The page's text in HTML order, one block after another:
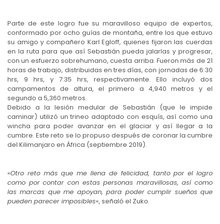
Parte de este logro fue su maravilloso equipo de expertos,
conformado por ocho guías de montaña, entre los que estuvo
su amigo y compañero Karl Egloff, quienes fijaron las cuerdas
en la ruta para que así Sebastián pueda jalarlas y progresar,
con un esfuerzo sobrehumano, cuesta arriba. Fueron más de 21
horas de trabajo, distribuidas en tres días, con jornadas de 6:30
hrs, 9 hrs, y 7:35 hrs, respectivamente. Ello incluyó dos
campamentos de altura, el primero a 4,940 metros y el
segundo a 5,360 metros.
Debido a la lesión medular de Sebastián (que le impide
caminar) utilizó un trineo adaptado con esquís, así como una
wincha para poder avanzar en el glaciar y así llegar a la
cumbre. Este reto se lo propuso después de coronar la cumbre
del Kilimanjaro en África (septiembre 2019).
«Otro reto más que me llena de felicidad, tanto por el logro
como por contar con estas personas maravillosas, así como
las marcas que me apoyan, para poder cumplir sueños que
pueden parecer imposibles«, señaló el Zuko.